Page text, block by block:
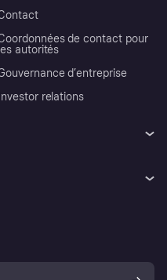
de contact pour
autorités
d’entreprise
relations